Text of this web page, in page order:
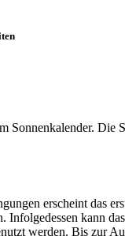
Sonnenkalender. Die
erscheint das
Infolgedessen kann
werden. Bis zur